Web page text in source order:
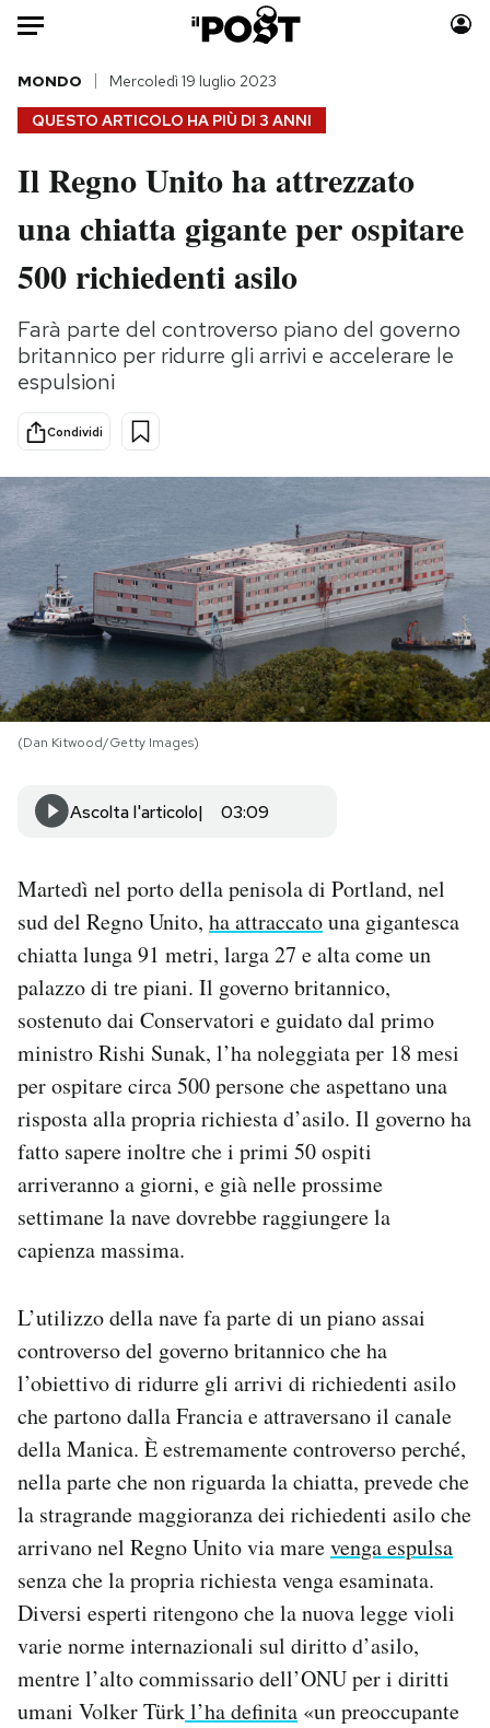
Auto
HOME
Italia
Politica
Tecnologia
Scienza
Cultura
Sport
Moda
Consumismi
Storie/Idee
Media
PODCAST
NEWSLETTER
I MIEI PREFERITI
SHOP
CALENDARIO
AREA PERSONALE
Area Personale
Newsletter
Notifiche mobile
Regala il Post
Hai bisogno di aiuto?
Esci
QUESTO ARTICOLO HA PIÙ DI 3 ANNI
MONDO Mercoledì 19 luglio 2023
Il Regno Unito ha attrezzato
una chiatta gigante per ospitare
500 richiedenti asilo
Farà parte del controverso piano del governo
britannico per ridurre gli arrivi e accelerare le
espulsioni
Condividi
(Dan Kitwood/Getty Images)
Ascolta l'articolo 03:09
Martedì nel porto della penisola di Portland, nel
sud del Regno Unito, ha attraccatouna gigantesca
chiatta lunga 91 metri, larga 27 e alta come un
palazzo di tre piani. Il governo britannico,
sostenuto dai Conservatori e guidato dal primo
ministro Rishi Sunak, l’ha noleggiata per 18 mesi
per ospitare circa 500 persone che aspettano una
risposta alla propria richiesta d’asilo. Il governo ha
fatto sapere inoltre che i primi 50 ospiti
arriveranno a giorni, e già nelle prossime
settimane la nave dovrebbe raggiungere la
capienza massima.
L’utilizzo della nave fa parte di un piano assai
controverso del governo britannico che ha
l’obiettivo di ridurre gli arrivi di richiedenti asilo
che partono dalla Francia e attraversano il canale
della Manica. È estremamente controverso perché,
nella parte che non riguarda la chiatta, prevede che
la stragrande maggioranza dei richiedenti asilo che
arrivano nel Regno Unito via marevenga espulsa
senza che la propria richiesta venga esaminata.
Diversi esperti ritengono che la nuova legge violi
varie norme internazionali sul diritto d’asilo,
mentre l’alto commissario dell’ONU per i diritti
umani Volker Türkl’ha definita «un preoccupante